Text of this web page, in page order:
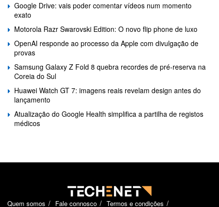
Google Drive: vais poder comentar vídeos num momento
exato
Motorola Razr Swarovski Edition: O novo flip phone de luxo
OpenAI responde ao processo da Apple com divulgação de
provas
Samsung Galaxy Z Fold 8 quebra recordes de pré-reserva na
Coreia do Sul
Huawei Watch GT 7: imagens reais revelam design antes do
lançamento
Atualização do Google Health simplifica a partilha de registos
médicos
Quem somos Fale connosco Termos e condições